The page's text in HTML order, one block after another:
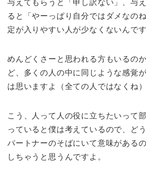
与えてもらうと「申し訳ない」、与
ると「やーっぱり自分ではダメなの
定が入りやすい人が少なくないんです
めんどくさーと思われる方もいるの
ど、多くの人の中に同じような感覚
は思いますよ（全ての人ではなくね）
こう、人って人の役に立ちたいって
っていると僕は考えているので、ど
パートナーのそばにいて意味がある
しちゃうと思うんですよ。